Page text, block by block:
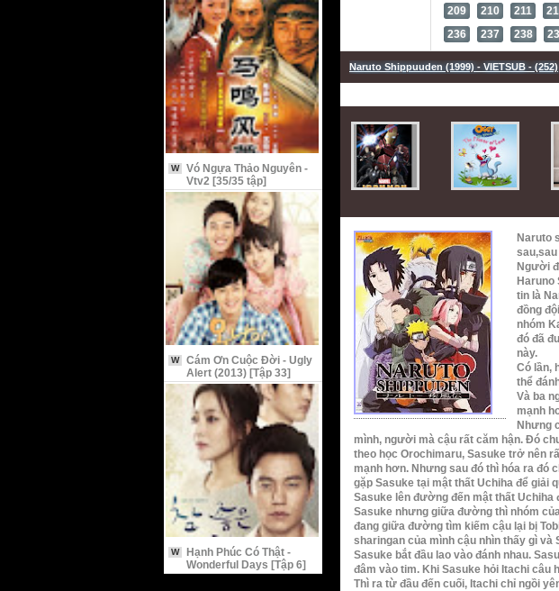
W
Vó Ngựa Thảo Nguyên -
Vtv2 [35/35 tập]
W
Cám Ơn Cuộc Đời - Ugly
Alert (2013) [Tập 33]
W
Hạnh Phúc Có Thật -
Wonderful Days [Tập 6]
209
210 211
236
237 238
Naruto Shippuuden (1999) - VIETSUB - (252)
Naruto
Người
Haruno
tin là
đồng
nhóm
đó đã
này.
Có lần,
thể
Và ba
mạnh
Nhưng
mình, người mà cậu rất căm hận. Đó
theo học Orochimaru, Sasuke trở nên
mạnh hơn. Nhưng sau đó thì hóa ra đó
gặp Sasuke tại mật thất Uchiha để giải
Sasuke lên đường đến mật thất Uchiha
Sasuke nhưng giữa đường thì nhóm
đang giữa đường tìm kiếm cậu lại bị
sharingan của mình cậu nhìn thấy gì
Sasuke bắt đầu lao vào đánh nhau.
đâm vào tim. Khi Sasuke hỏi Itachi câu
Thì ra từ đầu đến cuối, Itachi chỉ ngồi